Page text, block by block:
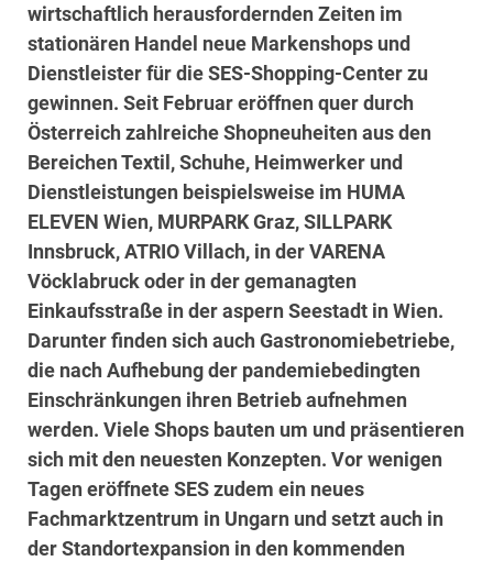
wirtschaftlich herausfordernden Zeiten im
stationären Handel neue Markenshops und
Dienstleister für die SES-Shopping-Center zu
gewinnen. Seit Februar eröffnen quer durch
Österreich zahlreiche Shopneuheiten aus den
Bereichen Textil, Schuhe, Heimwerker und
Dienstleistungen beispielsweise im HUMA
ELEVEN Wien, MURPARK Graz, SILLPARK
Innsbruck, ATRIO Villach, in der VARENA
Vöcklabruck oder in der gemanagten
Einkaufsstraße in der aspern Seestadt in Wien.
Darunter finden sich auch Gastronomiebetriebe,
die nach Aufhebung der pandemiebedingten
Einschränkungen ihren Betrieb aufnehmen
werden. Viele Shops bauten um und präsentieren
sich mit den neuesten Konzepten. Vor wenigen
Tagen eröffnete SES zudem ein neues
Fachmarktzentrum in Ungarn und setzt auch in
der Standortexpansion in den kommenden